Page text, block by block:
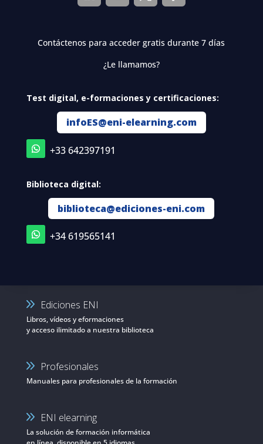
Contáctenos para acceder gratis durante 7 días
¿Le llamamos?
Test digital, e-formaciones y certificaciones:
infoES@eni-elearning.com
+33 642397191
Biblioteca digital:
biblioteca@ediciones-eni.com
+34 619565141
Ediciones ENI
Libros, vídeos y eformaciones
y acceso ilimitado a nuestra biblioteca
Profesionales
Manuales para profesionales de la formación
ENI elearning
La solución de formación informática